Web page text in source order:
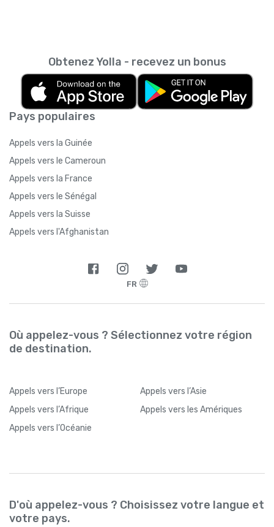
Pays populaires
Appels vers la Guinée
Appels vers le Cameroun
Appels vers la France
Appels vers le Sénégal
Appels vers la Suisse
Appels vers l'Afghanistan
Obtenez Yolla - recevez un bonus
FR
Où appelez-vous ? Sélectionnez votre région
de destination.
Appels vers l’Europe Appels vers l’Asie
Appels vers l’Afrique Appels vers les Amériques
Appels vers l’Océanie
D'où appelez-vous ? Choisissez votre langue et
votre pays.